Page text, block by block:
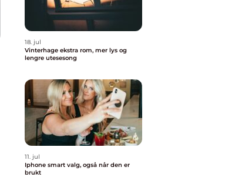
18. jul
Vinterhage ekstra rom, mer lys og
lengre utesesong
11. jul
Iphone smart valg, også når den er
brukt